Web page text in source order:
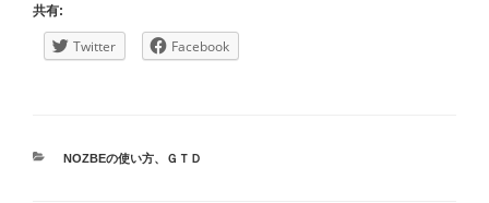
共有:
Twitter Facebook
カ
NOZBEの使い方、 ＧＴＤ